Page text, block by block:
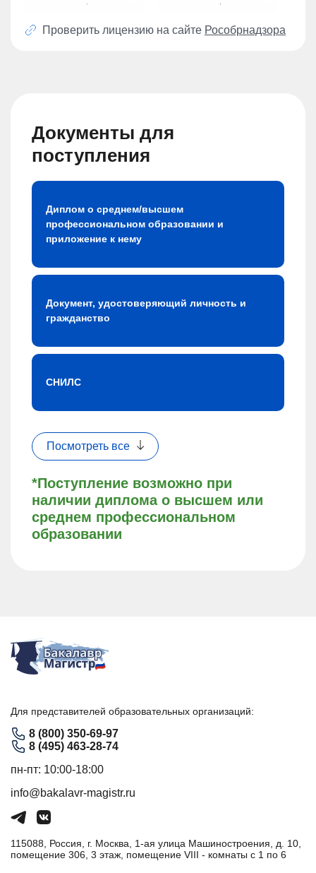
Проверить лицензию на сайте Рособрнадзора
Документы для
поступления
*Поступление возможно при
наличии диплома о высшем или
среднем профессиональном
образовании
Диплом о среднем/высшем
профессиональном образовании и
приложение к нему
Документ, удостоверяющий личность и
гражданство
СНИЛС
Посмотреть все
Для представителей образовательных организаций:
8 (800) 350-69-97
8 (495) 463-28-74
пн-пт: 10:00-18:00
info@bakalavr-magistr.ru
115088, Россия, г. Москва, 1-ая улица Машиностроения, д. 10,
помещение 306, 3 этаж, помещение VIII - комнаты с 1 по 6